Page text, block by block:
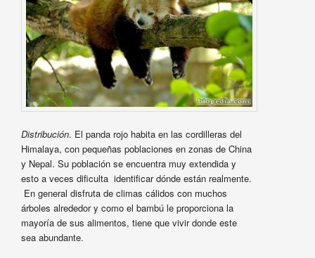
Distribución. El panda rojo habita en las cordilleras del
Himalaya, con pequeñas poblaciones en zonas de China
y Nepal. Su población se encuentra muy extendida y
esto a veces dificulta identificar dónde están realmente.
En general disfruta de climas cálidos con muchos
árboles alrededor y como el bambú le proporciona la
mayoría de sus alimentos, tiene que vivir donde este
sea abundante.